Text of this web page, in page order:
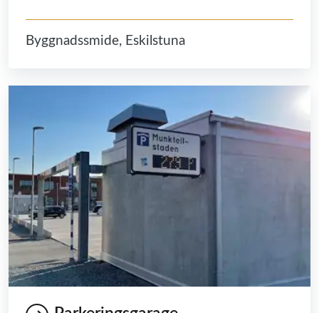
Byggnadssmide, Eskilstuna